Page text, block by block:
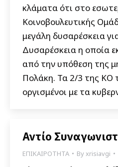
κλάματα ότι στο
Κοινοβουλευτικής
μεγάλη δυσαρέσκεια
Δυσαρέσκεια η οποία
από την υπόθεση της
Πολάκη. Τα 2/3 της ΚΟ
οργισμένοι με τα
Αντίο
ΕΠΙΚΑΙΡΟΤΗΤΑ Byxrisiavgi